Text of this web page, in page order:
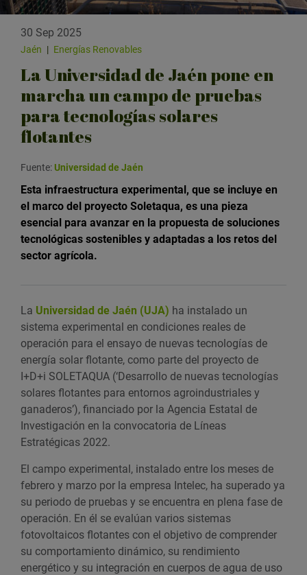
30 Sep 2025
Jaén | Energías Renovables
La Universidad de Jaén pone en
marcha un campo de pruebas
para tecnologías solares
flotantes
Fuente:Universidad de Jaén
Esta infraestructura experimental, que se incluye en
el marco del proyecto Soletaqua, es una pieza
esencial para avanzar en la propuesta de soluciones
tecnológicas sostenibles y adaptadas a los retos del
sector agrícola.
La Universidad de Jaén (UJA) ha instalado un
sistema experimental en condiciones reales de
operación para el ensayo de nuevas tecnologías de
energía solar flotante, como parte del proyecto de
I+D+i SOLETAQUA (‘Desarrollo de nuevas tecnologías
solares flotantes para entornos agroindustriales y
ganaderos’), financiado por la Agencia Estatal de
Investigación en la convocatoria de Líneas
Estratégicas 2022.
El campo experimental, instalado entre los meses de
febrero y marzo por la empresa Intelec, ha superado ya
su periodo de pruebas y se encuentra en plena fase de
operación. En él se evalúan varios sistemas
fotovoltaicos flotantes con el objetivo de comprender
su comportamiento dinámico, su rendimiento
energético y su integración en cuerpos de agua de uso